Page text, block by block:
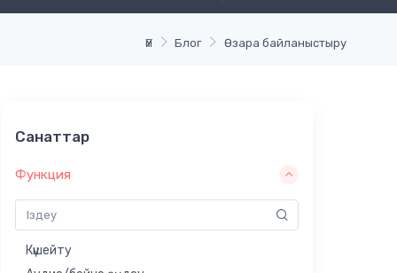
Үй Блог Өзара байланыстыру
Санаттар
Функция
Күшейту